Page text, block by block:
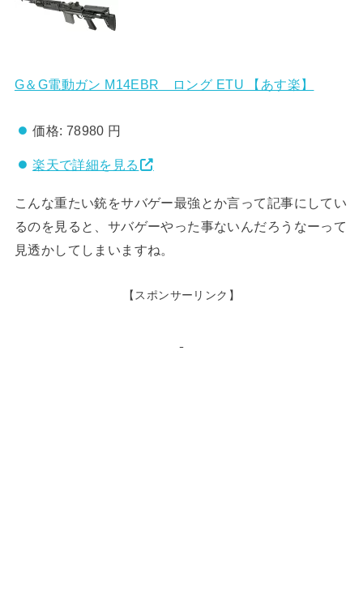
G＆G電動ガン M14EBR ロング ETU 【あす楽】
価格: 78980 円
楽天で詳細を見る
こんな重たい銃をサバゲー最強とか言って記事にしてい
るのを見ると、サバゲーやった事ないんだろうなーって
見透かしてしまいますね。
【スポンサーリンク】